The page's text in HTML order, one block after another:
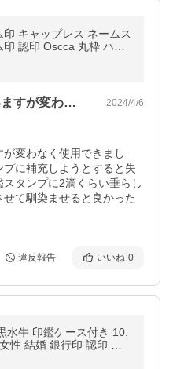
キャップレス ネームス
認印 Oscca 丸枠 ハン
ト利用
１年くらい毎日使用していますが変わなく… 2024/4/6
変わなく使用できまし
に補充しようとすると失
タンプに2滴くらい垂らし
て馴染ませると良かった
違反報告 いいね 0
水牛 印鑑ケース付き 10.
性 結婚 銀行印 認印 印
ット アタリ 敬老の日 安